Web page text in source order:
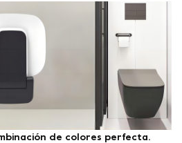
de colores perfecta.